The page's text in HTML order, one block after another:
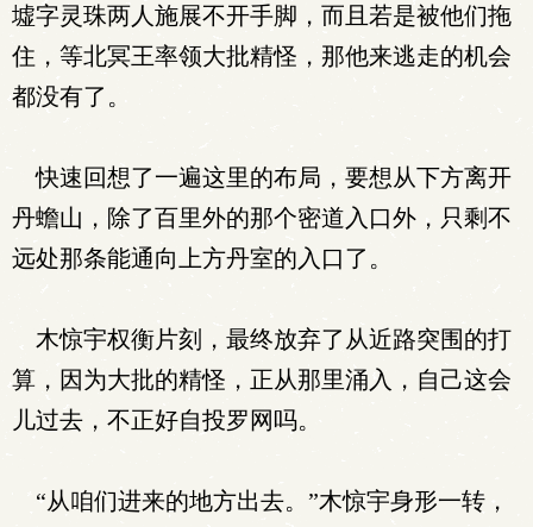
墟字灵珠两人施展不开手脚，而且若是被他们拖
住，等北冥王率领大批精怪，那他来逃走的机会
都没有了。
快速回想了一遍这里的布局，要想从下方离开
丹蟾山，除了百里外的那个密道入口外，只剩不
远处那条能通向上方丹室的入口了。
木惊宇权衡片刻，最终放弃了从近路突围的打
算，因为大批的精怪，正从那里涌入，自己这会
儿过去，不正好自投罗网吗。
“从咱们进来的地方出去。”木惊宇身形一转，